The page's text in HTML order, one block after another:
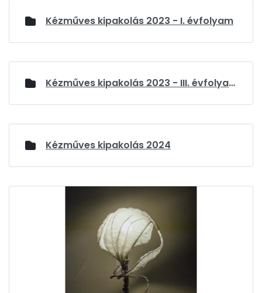
Kézműves kipakolás 2023 - I. évfolyam
Kézműves kipakolás 2023 - III. évfolyam
Kézműves kipakolás 2024